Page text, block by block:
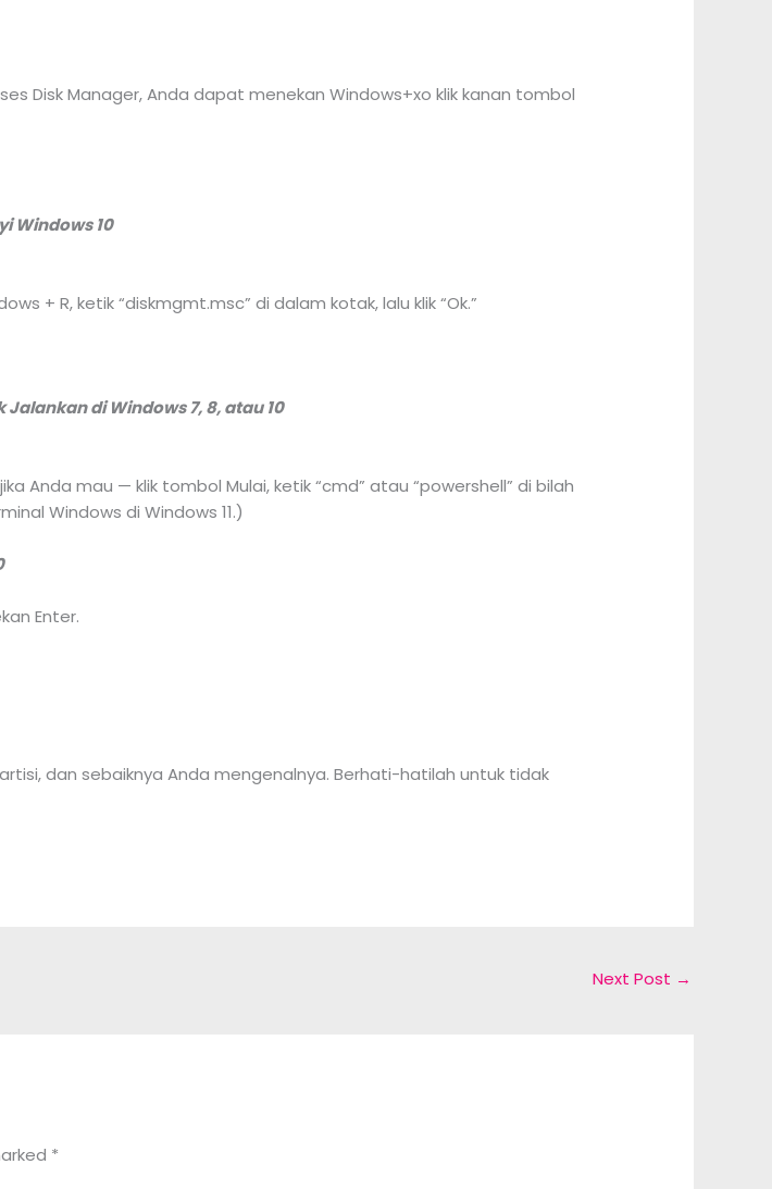
Disk Manager, Anda dapat menekan Windows+xo klik kanan tombol
Windows 10
+ R, ketik “diskmgmt.msc” di dalam kotak, lalu klik “Ok.”
di Windows 7, 8, atau 10
Anda mau — klik tombol Mulai, ketik “cmd” atau “powershell” di bilah
Windows di Windows 11.)
Enter.
dan sebaiknya Anda mengenalnya. Berhati-hatilah untuk tidak
Next Post →
*